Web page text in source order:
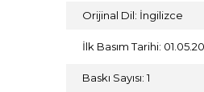
Orijinal Dil: İngilizce
İlk Basım Tarihi:
Baskı Sayısı: 1